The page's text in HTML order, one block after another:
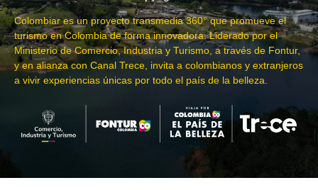
Colombiar es un proyecto transmedia 360° que promueve el
turismo en Colombia de forma innovadora. Liderado por el
Ministerio de Comercio, Industria y Turismo, a través de Fontur,
y en alianza con Canal Trece, invita a colombianos y extranjeros
a vivir experiencias únicas por todo el país de la belleza.